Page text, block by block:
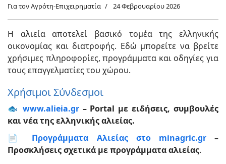
Για τον Αγρότη-Επιχειρηματία 24 Φεβρουαρίου 2026
Η αλιεία αποτελεί βασικό τομέα της ελληνικής
οικονομίας και διατροφής. Εδώ μπορείτε να βρείτε
χρήσιμες πληροφορίες, προγράμματα και οδηγίες για
τους επαγγελματίες του χώρου.
Χρήσιμοι Σύνδεσμοι
🐟 www.alieia.gr – Portal με ειδήσεις, συμβουλές
και νέα της ελληνικής αλιείας.
📄 Προγράμματα Αλιείας στο minagric.gr
–
Προσκλήσεις σχετικά με προγράμματα αλιείας.